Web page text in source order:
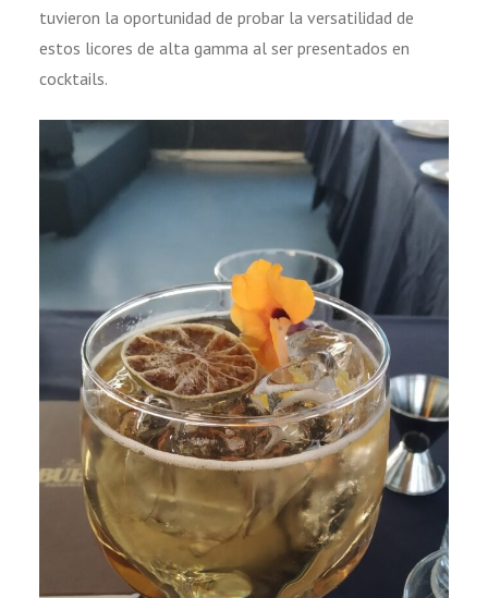
tuvieron la oportunidad de probar la versatilidad de
estos licores de alta gamma al ser presentados en
cocktails.